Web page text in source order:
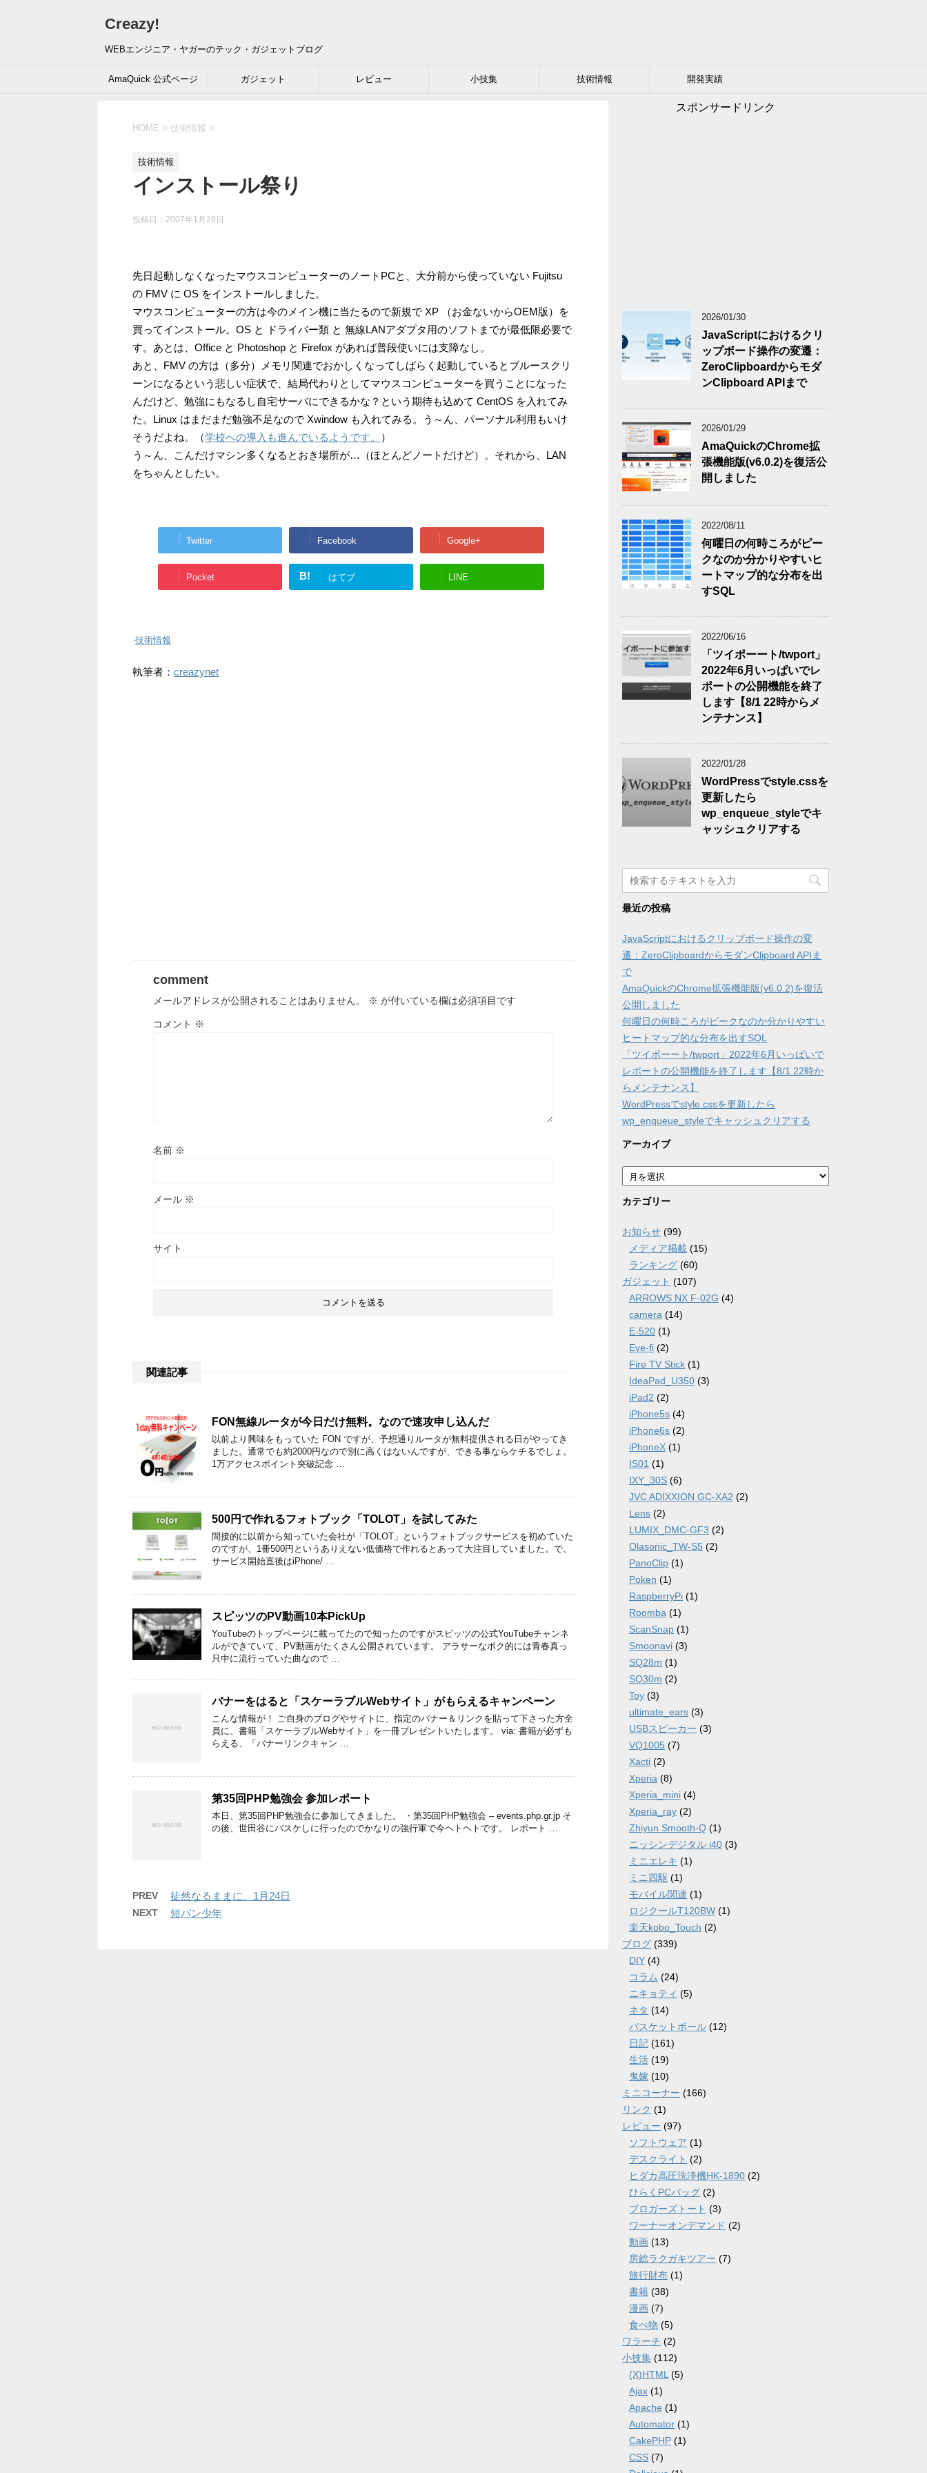
Creazy!
WEBエンジニア・ヤガーのテック・ガジェットブログ
AmaQuick 公式ページ ガジェット レビュー 小技集 技術情報 開発実績
HOME > 技術情報 >
技術情報
インストール祭り
投稿日： 2007年1月28日
先日起動しなくなったマウスコンピューターのノートPCと、大分前から使っていない Fujitsu
の FMV に OS をインストールしました。
マウスコンピューターの方は今のメイン機に当たるので新規で XP （お金ないからOEM版）を
買ってインストール。OS と ドライバー類 と 無線LANアダプタ用のソフトまでが最低限必要で
す。あとは、Office と Photoshop と Firefox があれば普段使いには支障なし。
あと、FMV の方は（多分）メモリ関連でおかしくなってしばらく起動しているとブルースクリ
ーンになるという悲しい症状で、結局代わりとしてマウスコンピューターを買うことになった
んだけど、勉強にもなるし自宅サーバにできるかな？という期待も込めて CentOS を入れてみ
た。Linux はまだまだ勉強不足なので Xwindow も入れてみる。う～ん、パーソナル利用もいけ
そうだよね。（学校への導入も進んでいるようです。
）
う～ん、こんだけマシン多くなるとおき場所が…（ほとんどノートだけど）。それから、LAN
をちゃんとしたい。
Twitter Facebook Google+
Pocket B! はてブ LINE
-技術情報
執筆者： creazynet
comment
メールアドレスが公開されることはありません。 ※ が付いている欄は必須項目です
コメント ※
名前 ※
メール ※
サイト
関連記事
FON無線ルータが今日だけ無料。なので速攻申し込んだ
以前より興味をもっていた FON ですが、予想通りルータが無料提供される日がやってき
ました。通常でも約2000円なので別に高くはないんですが、できる事ならケチるでしょ。
1万アクセスポイント突破記念 …
500円で作れるフォトブック「TOLOT」を試してみた
間接的に以前から知っていた会社が「TOLOT」というフォトブックサービスを初めていた
のですが、1冊500円というありえない低価格で作れるとあって大注目していました。で、
サービス開始直後はiPhone/ …
スピッツのPV動画10本PickUp
YouTubeのトップページに載ってたので知ったのですがスピッツの公式YouTubeチャンネ
ルができていて、PV動画がたくさん公開されています。 アラサーなボク的には青春真っ
只中に流行っていた曲なので …
バナーをはると「スケーラブルWebサイト」がもらえるキャンペーン
こんな情報が！ ご自身のブログやサイトに、指定のバナー＆リンクを貼って下さった方全
員に、書籍「スケーラブルWebサイト」を一冊プレゼントいたします。 via: 書籍が必ずも
らえる、「バナーリンクキャン …
第35回PHP勉強会 参加レポート
本日、第35回PHP勉強会に参加してきました。 ・第35回PHP勉強会 – events.php.gr.jp そ
の後、世田谷にバスケしに行ったのでかなりの強行軍で今ヘトヘトです。 レポート …
PREV 徒然なるままに、1月24日
NEXT 短パン少年
スポンサードリンク
2026/01/30
JavaScriptにおけるクリ
ップボード操作の変遷：
ZeroClipboardからモダ
ンClipboard APIまで
2026/01/29
AmaQuickのChrome拡
張機能版(v6.0.2)を復活公
開しました
2022/08/11
何曜日の何時ころがピー
クなのか分かりやすいヒ
ートマップ的な分布を出
すSQL
2022/06/16
「ツイポーート/twport」
2022年6月いっぱいでレ
ポートの公開機能を終了
します【8/1 22時からメ
ンテナンス】
2022/01/28
WordPressでstyle.cssを
更新したら
wp_enqueue_styleでキ
ャッシュクリアする
最近の投稿
JavaScriptにおけるクリップボード操作の変
遷：ZeroClipboardからモダンClipboard APIま
で
AmaQuickのChrome拡張機能版(v6.0.2)を復活
公開しました
何曜日の何時ころがピークなのか分かりやすい
ヒートマップ的な分布を出すSQL
「ツイポーート/twport」2022年6月いっぱいで
レポートの公開機能を終了します【8/1 22時か
らメンテナンス】
WordPressでstyle.cssを更新したら
wp_enqueue_styleでキャッシュクリアする
アーカイブ
ア
ー
カ
ブ
カテゴリー
お知らせ (99)
メディア掲載 (15)
ランキング (60)
ガジェット (107)
ARROWS NX F-02G (4)
camera (14)
E-520 (1)
Eye-fi (2)
Fire TV Stick (1)
IdeaPad_U350 (3)
iPad2 (2)
iPhone5s (4)
iPhone6s (2)
iPhoneX (1)
IS01 (1)
IXY_30S (6)
JVC ADIXXION GC-XA2 (2)
Lens (2)
LUMIX_DMC-GF3 (2)
Olasonic_TW-S5 (2)
PanoClip (1)
Poken (1)
RaspberryPi (1)
Roomba (1)
ScanSnap (1)
Smoonavi (3)
SQ28m (1)
SQ30m (2)
Toy (3)
ultimate_ears (3)
USBスピーカー (3)
VQ1005 (7)
Xacti (2)
Xperia (8)
Xperia_mini (4)
Xperia_ray (2)
Zhiyun Smooth-Q (1)
ニッシンデジタル i40 (3)
ミニエレキ (1)
ミニ四駆 (1)
モバイル関連 (1)
ロジクールT120BW (1)
楽天kobo_Touch (2)
ブログ (339)
DIY (4)
コラム (24)
ニキョティ (5)
ネタ (14)
バスケットボール (12)
日記 (161)
生活 (19)
鬼嫁 (10)
ミニコーナー (166)
リンク (1)
レビュー (97)
ソフトウェア (1)
デスクライト (2)
ヒダカ高圧洗浄機HK-1890 (2)
ひらくPCバッグ (2)
ブロガーズトート (3)
ワーナーオンデマンド (2)
動画 (13)
房総ラクガキツアー (7)
旅行財布 (1)
書籍 (38)
漫画 (7)
食べ物 (5)
ワラーチ (2)
小技集 (112)
(X)HTML (5)
Ajax (1)
Apache (1)
Automator (1)
CakePHP (1)
CSS (7)